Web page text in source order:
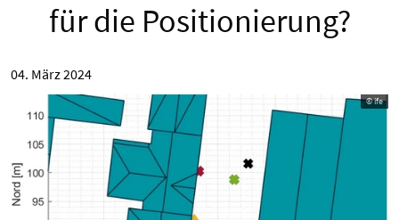
für die Positionierung?
04. März 2024
© ife